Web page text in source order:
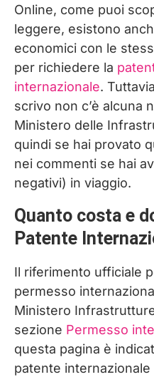
Online, come puoi
leggere, esistono
economici con le
per richiedere la
internazionale.
scrivo non c’è alcuna
Ministero delle
quindi se hai provato
nei commenti se hai
negativi) in viaggio.
Quanto costa e
Patente
Il riferimento ufficiale
permesso
Ministero
sezione Permesso
questa pagina è
patente